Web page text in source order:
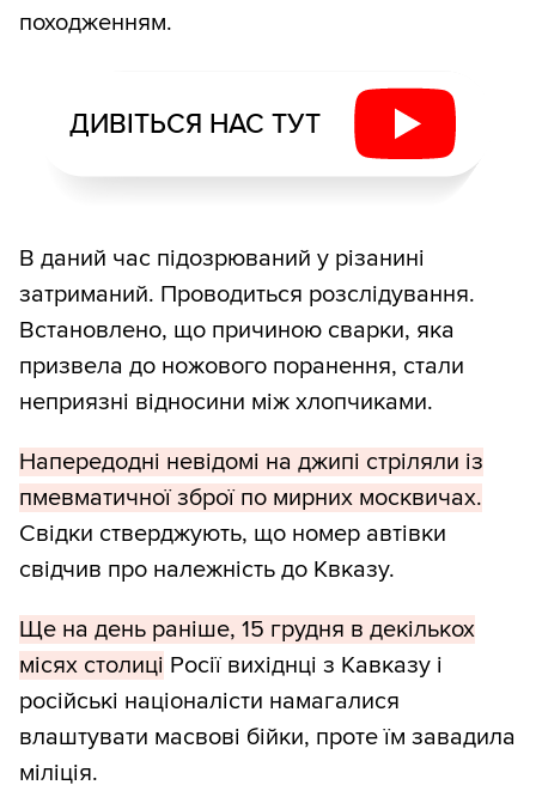
походженням.
ДИВІТЬСЯ НАС ТУТ
В даний час підозрюваний у різанині
затриманий. Проводиться розслідування.
Встановлено, що причиною сварки, яка
призвела до ножового поранення, стали
неприязні відносини між хлопчиками.
Напередодні невідомі на джипі стріляли із
пмевматичної зброї по мирних москвичах.
Свідки стверджують, що номер автівки
свідчив про належність до Квказу.
Ще на день раніше, 15 грудня в декількох
місях столиці Росії вихіднці з Кавказу і
російські націоналісти намагалися
влаштувати масвові бійки, проте їм завадила
міліція.